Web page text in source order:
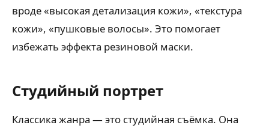
вроде «высокая детализация кожи», «текстура
кожи», «пушковые волосы». Это помогает
избежать эффекта резиновой маски.
Студийный портрет
Классика жанра — это студийная съёмка. Она